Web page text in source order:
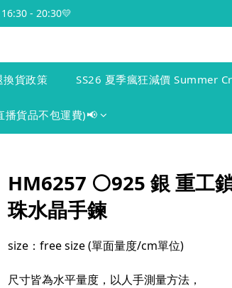
- 20:30💛
換貨政策 SS26 夏季瘋狂減價 Summer
貨品不包運費)📢
HM6257 ⚪️925 銀 重工
珠水晶手鍊
size：free size (單面量度/cm單位)
尺寸皆為水平量度，以人手測量方法，